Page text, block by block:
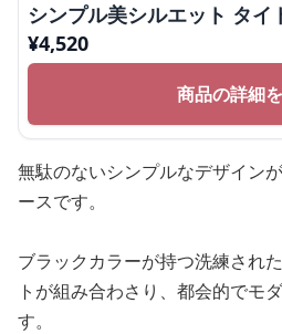
シンプル美シルエット タイ
¥4,520
商品の詳細
無駄のないシンプルなデザイン
ースです。
ブラックカラーが持つ洗練され
トが組み合わさり、都会的でモ
す。